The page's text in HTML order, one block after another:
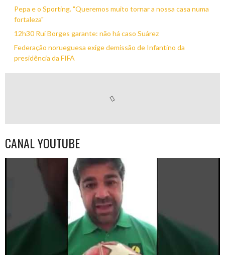
Pepa e o Sporting. "Queremos muito tornar a nossa casa numa
fortaleza"
12h30 Rui Borges garante: não há caso Suárez
Federação norueguesa exige demissão de Infantino da
presidência da FIFA
CANAL YOUTUBE